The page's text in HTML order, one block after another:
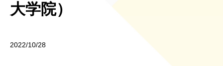
大学院）
2022/10/28